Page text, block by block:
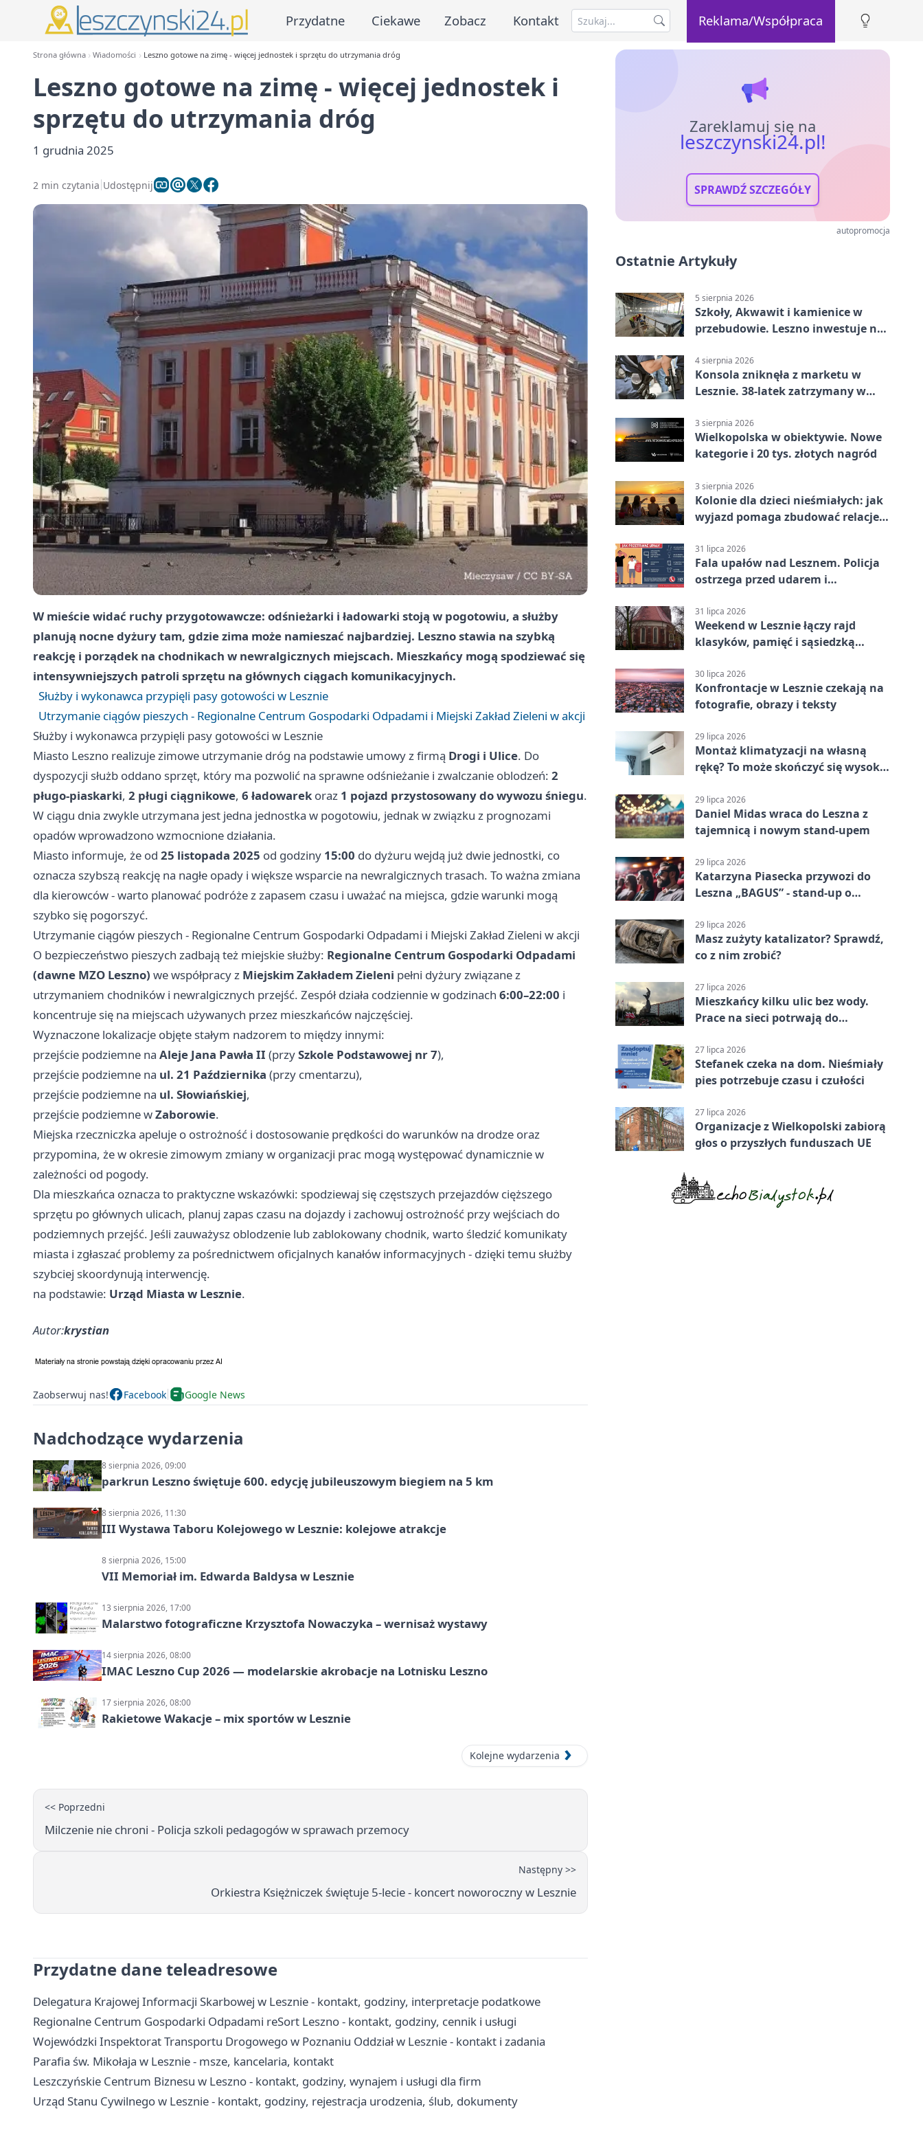
Przydatne Ciekawe Zobacz Kontakt Reklama/Współpraca
Strona główna Wiadomości Leszno gotowe na zimę - więcej jednostek i sprzętu do utrzymania dróg
Leszno gotowe na zimę - więcej jednostek i
sprzętu do utrzymania dróg
1 grudnia 2025
2 min czytania Udostępnij
W mieście widać ruchy przygotowawcze: odśnieżarki i ładowarki stoją w pogotowiu, a służby
planują nocne dyżury tam, gdzie zima może namieszać najbardziej. Leszno stawia na szybką
reakcję i porządek na chodnikach w newralgicznych miejscach. Mieszkańcy mogą spodziewać się
intensywniejszych patroli sprzętu na głównych ciągach komunikacyjnych.
Służby i wykonawca przypięli pasy gotowości w Lesznie
Utrzymanie ciągów pieszych - Regionalne Centrum Gospodarki Odpadami i Miejski Zakład Zieleni w akcji
Służby i wykonawca przypięli pasy gotowości w Lesznie
Miasto Leszno realizuje zimowe utrzymanie dróg na podstawie umowy z firmą Drogi i Ulice. Do
dyspozycji służb oddano sprzęt, który ma pozwolić na sprawne odśnieżanie i zwalczanie oblodzeń: 2
pługo-piaskarki, 2 pługi ciągnikowe, 6 ładowarek oraz 1 pojazd przystosowany do wywozu śniegu.
W ciągu dnia zwykle utrzymana jest jedna jednostka w pogotowiu, jednak w związku z prognozami
opadów wprowadzono wzmocnione działania.
Miasto informuje, że od 25 listopada 2025 od godziny 15:00 do dyżuru wejdą już dwie jednostki, co
oznacza szybszą reakcję na nagłe opady i większe wsparcie na newralgicznych trasach. To ważna zmiana
dla kierowców - warto planować podróże z zapasem czasu i uważać na miejsca, gdzie warunki mogą
szybko się pogorszyć.
Utrzymanie ciągów pieszych - Regionalne Centrum Gospodarki Odpadami i Miejski Zakład Zieleni w akcji
O bezpieczeństwo pieszych zadbają też miejskie służby: Regionalne Centrum Gospodarki Odpadami
(dawne MZO Leszno) we współpracy z Miejskim Zakładem Zieleni pełni dyżury związane z
utrzymaniem chodników i newralgicznych przejść. Zespół działa codziennie w godzinach 6:00–22:00 i
koncentruje się na miejscach używanych przez mieszkańców najczęściej.
Wyznaczone lokalizacje objęte stałym nadzorem to między innymi:
przejście podziemne na Aleje Jana Pawła II (przySzkole Podstawowej nr 7),
przejście podziemne na ul. 21 Października (przy cmentarzu),
przejście podziemne na ul. Słowiańskiej,
przejście podziemne wZaborowie.
Miejska rzeczniczka apeluje o ostrożność i dostosowanie prędkości do warunków na drodze oraz
przypomina, że w okresie zimowym zmiany w organizacji prac mogą występować dynamicznie w
zależności od pogody.
Dla mieszkańca oznacza to praktyczne wskazówki: spodziewaj się częstszych przejazdów cięższego
sprzętu po głównych ulicach, planuj zapas czasu na dojazdy i zachowuj ostrożność przy wejściach do
podziemnych przejść. Jeśli zauważysz oblodzenie lub zablokowany chodnik, warto śledzić komunikaty
miasta i zgłaszać problemy za pośrednictwem oficjalnych kanałów informacyjnych - dzięki temu służby
szybciej skoordynują interwencję.
na podstawie: Urząd Miasta w Lesznie.
Autor:krystian
Zaobserwuj nas! Facebook Google News
Nadchodzące wydarzenia
8 sierpnia 2026, 09:00
parkrun Leszno świętuje 600. edycję jubileuszowym biegiem na 5 km
8 sierpnia 2026, 11:30
III Wystawa Taboru Kolejowego w Lesznie: kolejowe atrakcje
8 sierpnia 2026, 15:00
VII Memoriał im. Edwarda Baldysa w Lesznie
13 sierpnia 2026, 17:00
Malarstwo fotograficzne Krzysztofa Nowaczyka – wernisaż wystawy
14 sierpnia 2026, 08:00
IMAC Leszno Cup 2026 — modelarskie akrobacje na Lotnisku Leszno
17 sierpnia 2026, 08:00
Rakietowe Wakacje – mix sportów w Lesznie
Kolejne wydarzenia
<< Poprzedni
Milczenie nie chroni - Policja szkoli pedagogów w sprawach przemocy
Następny >>
Orkiestra Księżniczek świętuje 5-lecie - koncert noworoczny w Lesznie
Przydatne dane teleadresowe
Delegatura Krajowej Informacji Skarbowej w Lesznie - kontakt, godziny, interpretacje podatkowe
Regionalne Centrum Gospodarki Odpadami reSort Leszno - kontakt, godziny, cennik i usługi
Wojewódzki Inspektorat Transportu Drogowego w Poznaniu Oddział w Lesznie - kontakt i zadania
Parafia św. Mikołaja w Lesznie - msze, kancelaria, kontakt
Leszczyńskie Centrum Biznesu w Leszno - kontakt, godziny, wynajem i usługi dla firm
Urząd Stanu Cywilnego w Lesznie - kontakt, godziny, rejestracja urodzenia, ślub, dokumenty
Zareklamuj się na
leszczynski24.pl!
SPRAWDŹ SZCZEGÓŁY
autopromocja
Ostatnie Artykuły
5 sierpnia 2026
Szkoły, Akwawit i kamienice w
przebudowie. Leszno inwestuje na
4 sierpnia 2026
Konsola zniknęła z marketu w
Lesznie. 38-latek zatrzymany w
3 sierpnia 2026
Wielkopolska w obiektywie. Nowe
kategorie i 20 tys. złotych nagród
3 sierpnia 2026
Kolonie dla dzieci nieśmiałych: jak
wyjazd pomaga zbudować relacje z
31 lipca 2026
Fala upałów nad Lesznem. Policja
ostrzega przed udarem i
31 lipca 2026
Weekend w Lesznie łączy rajd
klasyków, pamięć i sąsiedzką
30 lipca 2026
Konfrontacje w Lesznie czekają na
fotografie, obrazy i teksty
29 lipca 2026
Montaż klimatyzacji na własną
rękę? To może skończyć się wysoką
29 lipca 2026
Daniel Midas wraca do Leszna z
tajemnicą i nowym stand-upem
29 lipca 2026
Katarzyna Piasecka przywozi do
Leszna „BAGUS” - stand-up o
29 lipca 2026
Masz zużyty katalizator? Sprawdź,
co z nim zrobić?
27 lipca 2026
Mieszkańcy kilku ulic bez wody.
Prace na sieci potrwają do
27 lipca 2026
Stefanek czeka na dom. Nieśmiały
pies potrzebuje czasu i czułości
27 lipca 2026
Organizacje z Wielkopolski zabiorą
głos o przyszłych funduszach UE